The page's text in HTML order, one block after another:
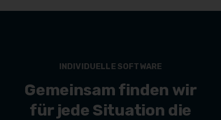
INDIVIDUELLE SOFTWARE
Gemeinsam finden wir
für jede Situation die